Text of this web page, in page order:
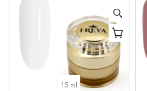
15 ml